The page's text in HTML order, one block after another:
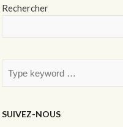
Rechercher
SUIVEZ-NOUS